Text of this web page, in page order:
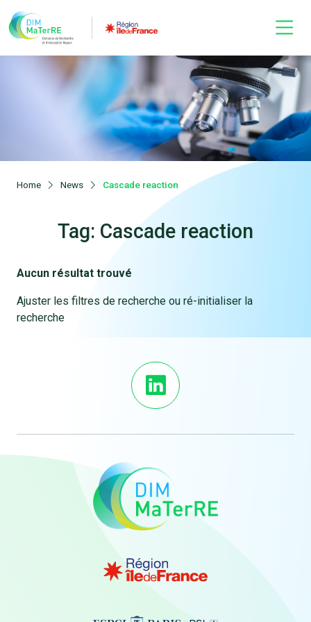
Home News Cascade reaction
Tag: Cascade reaction
Aucun résultat trouvé
Ajuster les filtres de recherche ou ré-initialiser la
recherche